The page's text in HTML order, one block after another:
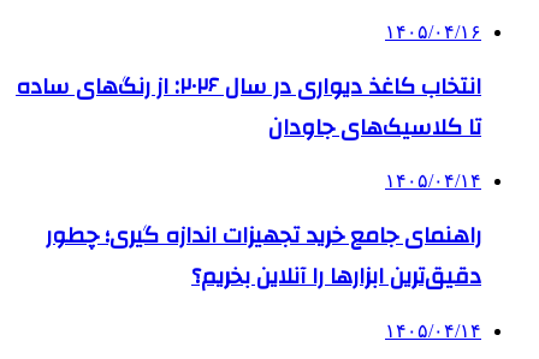
۱۴۰۵/۰۴/۱۶
انتخاب کاغذ دیواری در سال ۲۰۲۶: از رنگ‌های ساده
تا کلاسیک‌های جاودان
۱۴۰۵/۰۴/۱۴
راهنمای جامع خرید تجهیزات اندازه گیری؛ چطور
دقیق‌ترین ابزارها را آنلاین بخریم؟
۱۴۰۵/۰۴/۱۴